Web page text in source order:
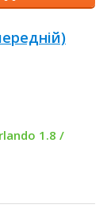
1.8 /